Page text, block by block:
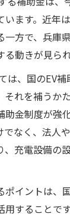
います。近年
方で、兵庫
動きが見られ
は、国のEV
れを補うか
助金制度が強
でなく、法人
充電設備の
ポイントは、
用することで